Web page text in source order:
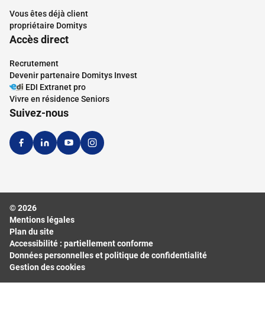
La future résidence Domitys s’inscrit dans
le cadre de la création d’un éco-quartier de
environnant essentiellement résidentiel et
commerçant, dans un cadre verdoyant
(jardins familiaux, zone de promenade…).
Vous êtes déjà client
propriétaire Domitys
Accès direct
Recrutement
Devenir partenaire Domitys Invest
EDI Extranet pro
Vivre en résidence Seniors
Suivez-nous
© 2026
Mentions légales
Plan du site
Accessibilité : partiellement conforme
Données personnelles et politique de confidentialité
Gestion des cookies